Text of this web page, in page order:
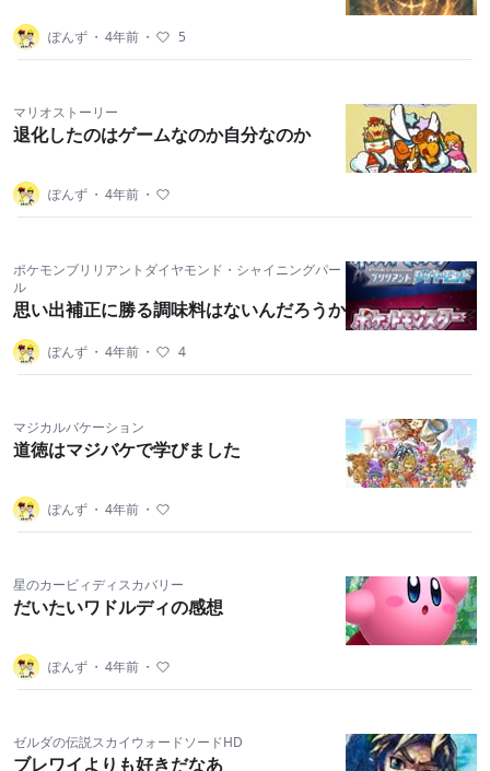
ぽんず ・ 4年前 ・ 5
マリオストーリー
退化したのはゲームなのか自分なのか
ぽんず ・ 4年前 ・
ポケモンブリリアントダイヤモンド・シャイニングパー
ル
思い出補正に勝る調味料はないんだろうか
ぽんず ・ 4年前 ・ 4
マジカルバケーション
道徳はマジバケで学びました
ぽんず ・ 4年前 ・
星のカービィディスカバリー
だいたいワドルディの感想
ぽんず ・ 4年前 ・
ゼルダの伝説スカイウォードソードHD
ブレワイよりも好きだなあ